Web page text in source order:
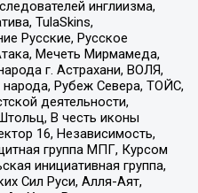
инглиизма,
TulaSkins,
Русские, Русское
Мечеть Мирмамеда,
г. Астрахани, ВОЛЯ,
Рубеж Севера, ТОЙС,
деятельности,
В честь иконы
16, Независимость,
группа МПГ, Курсом
инициативная группа,
Сил Руси, Алля-Аят,